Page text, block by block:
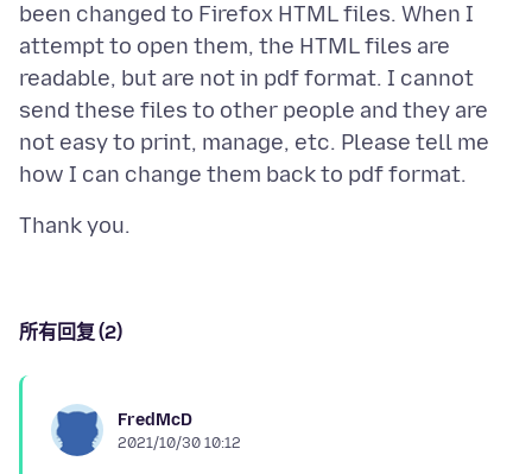
been changed to Firefox HTML files. When I
attempt to open them, the HTML files are
readable, but are not in pdf format. I cannot
send these files to other people and they are
not easy to print, manage, etc. Please tell me
所有回复 (2)
FredMcD
2021/10/30 10:12